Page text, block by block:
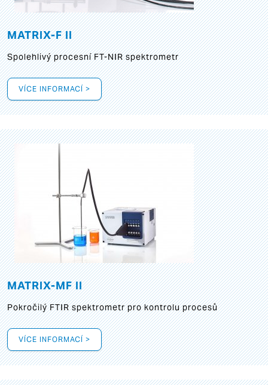
MATRIX-F II
Spolehlivý procesní FT-NIR spektrometr
VÍCE INFORMACÍ >
MATRIX-MF II
Pokročilý FTIR spektrometr pro kontrolu procesů
VÍCE INFORMACÍ >